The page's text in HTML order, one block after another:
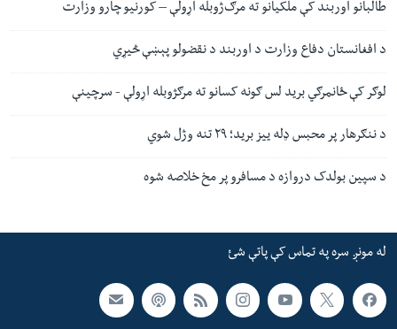
طالبانو اوربند کې ملکيانو ته مر‌ګ‌ژوبله اړولې – کورنیو چارو وزارت
د افغانستان دفاع وزارت د اوربند د نقضولو پېښې څیړي
لوګر کې ځانمرګي برید لس ګونه کسانو ته مرګژوبله اړولې - سرچینې
د ننګرهار پر محبس ډله ییز برید؛ ۲۹ تنه وژل شوي
د سپین بولدک دروازه د مسافرو پر مخ خلاصه شوه
له مونږ سره په تماس کې پاتې شئ